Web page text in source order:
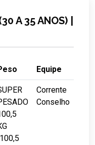
A 35 ANOS) |
Equipe
Corrente
Conselho